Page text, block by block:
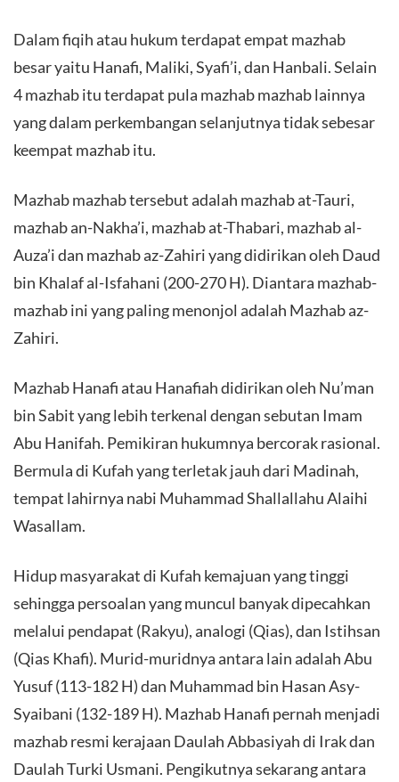
Dalam fiqih atau hukum terdapat empat mazhab
besar yaitu Hanafi, Maliki, Syafi’i, dan Hanbali. Selain
4 mazhab itu terdapat pula mazhab mazhab lainnya
yang dalam perkembangan selanjutnya tidak sebesar
keempat mazhab itu.
Mazhab mazhab tersebut adalah mazhab at-Tauri,
mazhab an-Nakha’i, mazhab at-Thabari, mazhab al-
Auza’i dan mazhab az-Zahiri yang didirikan oleh Daud
bin Khalaf al-Isfahani (200-270 H). Diantara mazhab-
mazhab ini yang paling menonjol adalah Mazhab az-
Zahiri.
Mazhab Hanafi atau Hanafiah didirikan oleh Nu’man
bin Sabit yang lebih terkenal dengan sebutan Imam
Abu Hanifah. Pemikiran hukumnya bercorak rasional.
Bermula di Kufah yang terletak jauh dari Madinah,
tempat lahirnya nabi Muhammad Shallallahu Alaihi
Wasallam.
Hidup masyarakat di Kufah kemajuan yang tinggi
sehingga persoalan yang muncul banyak dipecahkan
melalui pendapat (Rakyu), analogi (Qias), dan Istihsan
(Qias Khafi). Murid-muridnya antara lain adalah Abu
Yusuf (113-182 H) dan Muhammad bin Hasan Asy-
Syaibani (132-189 H). Mazhab Hanafi pernah menjadi
mazhab resmi kerajaan Daulah Abbasiyah di Irak dan
Daulah Turki Usmani. Pengikutnya sekarang antara